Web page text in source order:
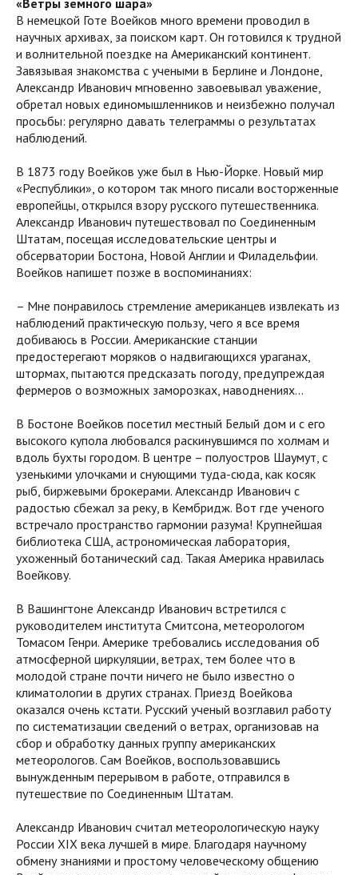
В немецкой Готе Воейков много времени проводил в
научных архивах, за поиском карт. Он готовился к трудной
и волнительной поездке на Американский континент.
Завязывая знакомства с учеными в Берлине и Лондоне,
Александр Иванович мгновенно завоевывал уважение,
обретал новых единомышленников и неизбежно получал
просьбы: регулярно давать телеграммы о результатах
наблюдений.
В 1873 году Воейков уже был в Нью-Йорке. Новый мир
«Республики», о котором так много писали восторженные
европейцы, открылся взору русского путешественника.
Александр Иванович путешествовал по Соединенным
Штатам, посещая исследовательские центры и
обсерватории Бостона, Новой Англии и Филадельфии.
Воейков напишет позже в воспоминаниях:
– Мне понравилось стремление американцев извлекать из
наблюдений практическую пользу, чего я все время
добиваюсь в России. Американские станции
предостерегают моряков о надвигающихся ураганах,
штормах, пытаются предсказать погоду, предупреждая
фермеров о возможных заморозках, наводнениях…
В Бостоне Воейков посетил местный Белый дом и с его
высокого купола любовался раскинувшимся по холмам и
вдоль бухты городом. В центре – полуостров Шаумут, с
узенькими улочками и снующими туда-сюда, как косяк
рыб, биржевыми брокерами. Александр Иванович с
радостью сбежал за реку, в Кембридж. Вот где ученого
встречало пространство гармонии разума! Крупнейшая
библиотека США, астрономическая лаборатория,
ухоженный ботанический сад. Такая Америка нравилась
Воейкову.
В Вашингтоне Александр Иванович встретился с
руководителем института Смитсона, метеорологом
Томасом Генри. Америке требовались исследования об
атмосферной циркуляции, ветрах, тем более что в
молодой стране почти ничего не было известно о
климатологии в других странах. Приезд Воейкова
оказался очень кстати. Русский ученый возглавил работу
по систематизации сведений о ветрах, организовав на
сбор и обработку данных группу американских
метеорологов. Сам Воейков, воспользовавшись
вынужденным перерывом в работе, отправился в
путешествие по Соединенным Штатам.
Александр Иванович считал метеорологическую науку
России XIX века лучшей в мире. Благодаря научному
обмену знаниями и простому человеческому общению